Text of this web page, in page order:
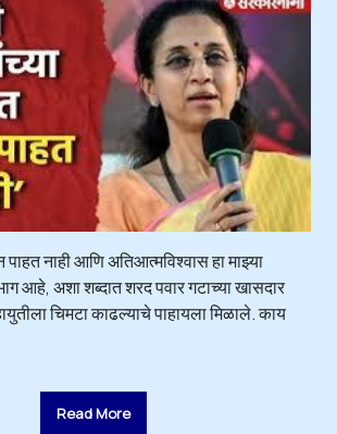
पाहत नाही आणि अतिआत्मविश्वास हा माझ्या
आहे, अशा शब्दात शरद पवार गटाच्या खासदार
चिमटा काढल्याचे पाहायला मिळाले. काय
Read More